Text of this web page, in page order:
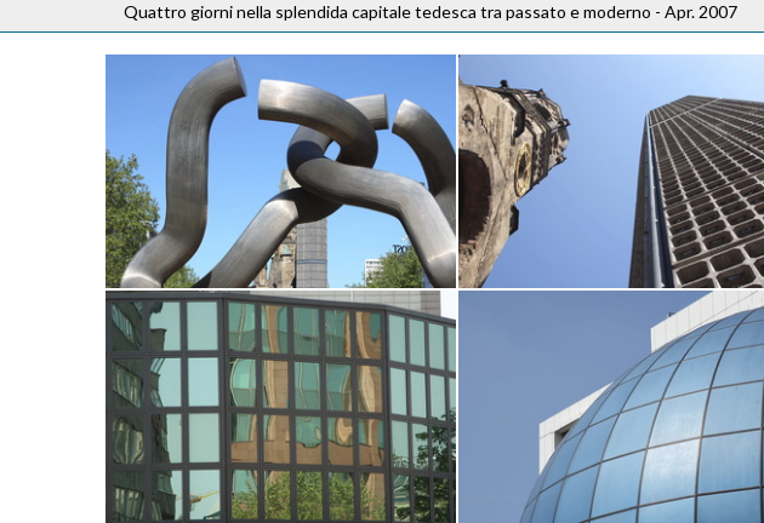
Quattro giorni nella splendida capitale tedesca tra passato e moderno - Apr. 2007